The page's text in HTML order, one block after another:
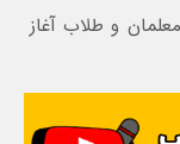
و طلاب آغاز